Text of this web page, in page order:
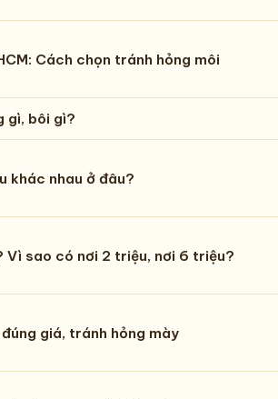
Cách chọn tránh hỏng môi
gì, bôi gì?
khác nhau ở đâu?
Vì sao có nơi 2 triệu, nơi 6 triệu?
giá, tránh hỏng mày